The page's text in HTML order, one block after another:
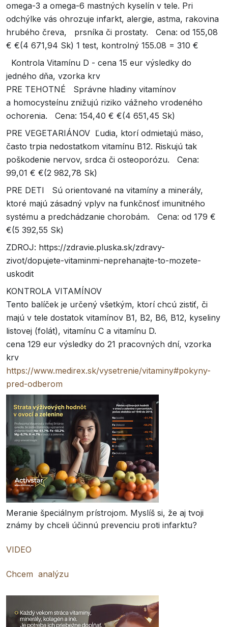
omega-3 a omega-6 mastných kyselín v tele. Pri
odchýlke vás ohrozuje infarkt, alergie, astma, rakovina
hrubého čreva, prsníka či prostaty. Cena: od 155,08
€ €(4 671,94 Sk) 1 test, kontrolný 155.08 = 310 €
Kontrola Vitamínu D - cena 15 eur výsledky do
jedného dňa, vzorka krv
PRE TEHOTNÉ Správne hladiny vitamínov
a homocysteínu znižujú riziko vážneho vrodeného
ochorenia. Cena: 154,40 € €(4 651,45 Sk)
PRE VEGETARIÁNOV Ľudia, ktorí odmietajú mäso,
často trpia nedostatkom vitamínu B12. Riskujú tak
poškodenie nervov, srdca či osteoporózu. Cena:
99,01 € €(2 982,78 Sk)
PRE DETI Sú orientované na vitamíny a minerály,
ktoré majú zásadný vplyv na funkčnosť imunitného
systému a predchádzanie chorobám. Cena: od 179 €
€(5 392,55 Sk)
ZDROJ: https://zdravie.pluska.sk/zdravy-
zivot/dopujete-vitaminmi-neprehanajte-to-mozete-
uskodit
KONTROLA VITAMÍNOV
Tento balíček je určený všetkým, ktorí chcú zistiť, či
majú v tele dostatok vitamínov B1, B2, B6, B12, kyseliny
listovej (folát), vitamínu C a vitamínu D.
cena 129 eur výsledky do 21 pracovných dní, vzorka
krv
https://www.medirex.sk/vysetrenie/vitaminy#pokyny-
pred-odberom
Meranie špeciálnym prístrojom. Myslíš si, že aj tvoji
známy by chceli účinnú prevenciu proti infarktu?
VIDEO
Chcem analýzu